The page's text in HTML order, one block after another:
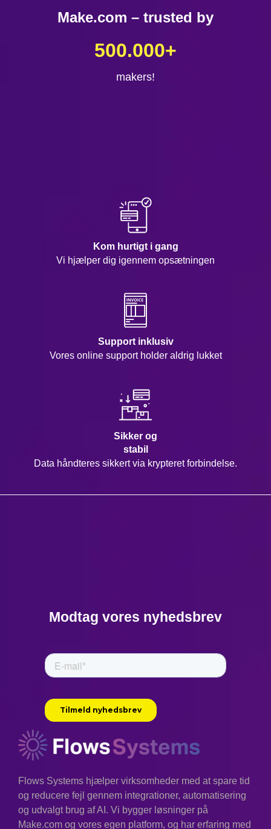
Make.com – trusted by
makers!
500.000+
Kom hurtigt i gang
Vi hjælper dig igennem opsætningen
Support inklusiv
Vores online support holder aldrig lukket
Sikker og
stabil
Data håndteres sikkert via krypteret forbindelse.
Modtag vores nyhedsbrev
Flows Systems hjælper virksomheder med at spare tid
og reducere fejl gennem integrationer, automatisering
og udvalgt brug af AI. Vi bygger løsninger på
Make.com og vores egen platform, og har erfaring med